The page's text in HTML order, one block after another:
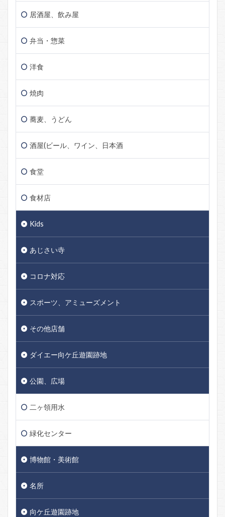
居酒屋、飲み屋
弁当・惣菜
洋食
焼肉
蕎麦、うどん
酒屋(ビール、ワイン、日本酒
食堂
食材店
Kids
あじさい寺
コロナ対応
スポーツ、アミューズメント
その他店舗
ダイエー向ケ丘遊園跡地
公園、広場
二ヶ領用水
緑化センター
博物館・美術館
名所
向ケ丘遊園跡地